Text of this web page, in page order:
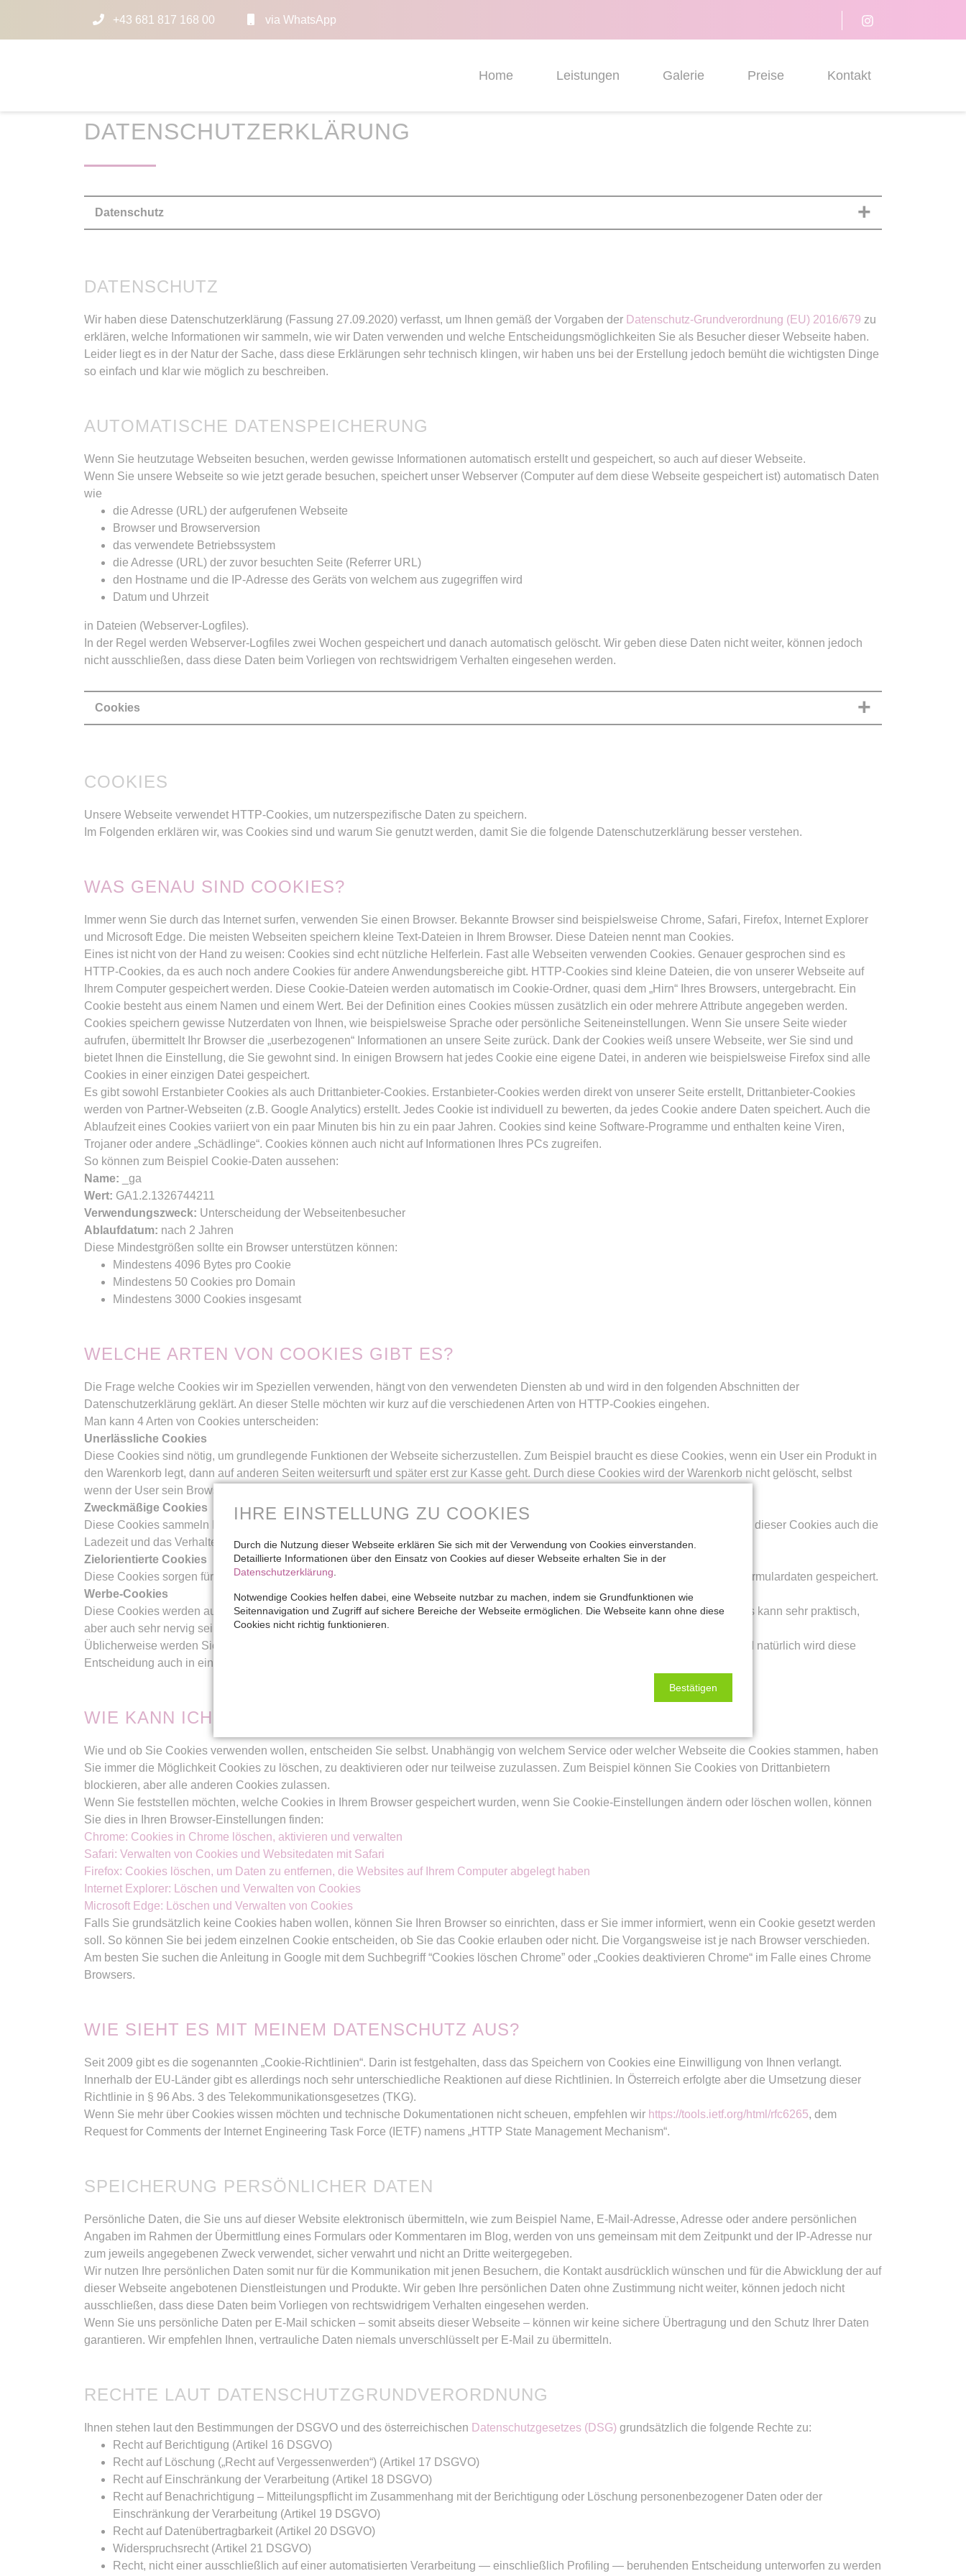
+43 681 817 168 00 via WhatsApp
Home Leistungen Galerie Preise Kontakt
DATENSCHUTZERKLÄRUNG
Datenschutz
DATENSCHUTZ
Wir haben diese Datenschutzerklärung (Fassung 27.09.2020) verfasst, um Ihnen gemäß der Vorgaben der Datenschutz-Grundverordnung (EU) 2016/679 zu
erklären, welche Informationen wir sammeln, wie wir Daten verwenden und welche Entscheidungsmöglichkeiten Sie als Besucher dieser Webseite haben.
Leider liegt es in der Natur der Sache, dass diese Erklärungen sehr technisch klingen, wir haben uns bei der Erstellung jedoch bemüht die wichtigsten Dinge
so einfach und klar wie möglich zu beschreiben.
AUTOMATISCHE DATENSPEICHERUNG
Wenn Sie heutzutage Webseiten besuchen, werden gewisse Informationen automatisch erstellt und gespeichert, so auch auf dieser Webseite.
Wenn Sie unsere Webseite so wie jetzt gerade besuchen, speichert unser Webserver (Computer auf dem diese Webseite gespeichert ist) automatisch Daten
wie
die Adresse (URL) der aufgerufenen Webseite
Browser und Browserversion
das verwendete Betriebssystem
die Adresse (URL) der zuvor besuchten Seite (Referrer URL)
den Hostname und die IP-Adresse des Geräts von welchem aus zugegriffen wird
Datum und Uhrzeit
in Dateien (Webserver-Logfiles).
In der Regel werden Webserver-Logfiles zwei Wochen gespeichert und danach automatisch gelöscht. Wir geben diese Daten nicht weiter, können jedoch
nicht ausschließen, dass diese Daten beim Vorliegen von rechtswidrigem Verhalten eingesehen werden.
Cookies
COOKIES
Unsere Webseite verwendet HTTP-Cookies, um nutzerspezifische Daten zu speichern.
Im Folgenden erklären wir, was Cookies sind und warum Sie genutzt werden, damit Sie die folgende Datenschutzerklärung besser verstehen.
WAS GENAU SIND COOKIES?
Immer wenn Sie durch das Internet surfen, verwenden Sie einen Browser. Bekannte Browser sind beispielsweise Chrome, Safari, Firefox, Internet Explorer
und Microsoft Edge. Die meisten Webseiten speichern kleine Text-Dateien in Ihrem Browser. Diese Dateien nennt man Cookies.
Eines ist nicht von der Hand zu weisen: Cookies sind echt nützliche Helferlein. Fast alle Webseiten verwenden Cookies. Genauer gesprochen sind es
HTTP-Cookies, da es auch noch andere Cookies für andere Anwendungsbereiche gibt. HTTP-Cookies sind kleine Dateien, die von unserer Webseite auf
Ihrem Computer gespeichert werden. Diese Cookie-Dateien werden automatisch im Cookie-Ordner, quasi dem „Hirn“ Ihres Browsers, untergebracht. Ein
Cookie besteht aus einem Namen und einem Wert. Bei der Definition eines Cookies müssen zusätzlich ein oder mehrere Attribute angegeben werden.
Cookies speichern gewisse Nutzerdaten von Ihnen, wie beispielsweise Sprache oder persönliche Seiteneinstellungen. Wenn Sie unsere Seite wieder
aufrufen, übermittelt Ihr Browser die „userbezogenen“ Informationen an unsere Seite zurück. Dank der Cookies weiß unsere Webseite, wer Sie sind und
bietet Ihnen die Einstellung, die Sie gewohnt sind. In einigen Browsern hat jedes Cookie eine eigene Datei, in anderen wie beispielsweise Firefox sind alle
Cookies in einer einzigen Datei gespeichert.
Es gibt sowohl Erstanbieter Cookies als auch Drittanbieter-Cookies. Erstanbieter-Cookies werden direkt von unserer Seite erstellt, Drittanbieter-Cookies
werden von Partner-Webseiten (z.B. Google Analytics) erstellt. Jedes Cookie ist individuell zu bewerten, da jedes Cookie andere Daten speichert. Auch die
Ablaufzeit eines Cookies variiert von ein paar Minuten bis hin zu ein paar Jahren. Cookies sind keine Software-Programme und enthalten keine Viren,
Trojaner oder andere „Schädlinge“. Cookies können auch nicht auf Informationen Ihres PCs zugreifen.
So können zum Beispiel Cookie-Daten aussehen:
Name: _ga
Wert: GA1.2.1326744211
Verwendungszweck: Unterscheidung der Webseitenbesucher
Ablaufdatum: nach 2 Jahren
Diese Mindestgrößen sollte ein Browser unterstützen können:
Mindestens 4096 Bytes pro Cookie
Mindestens 50 Cookies pro Domain
Mindestens 3000 Cookies insgesamt
WELCHE ARTEN VON COOKIES GIBT ES?
Die Frage welche Cookies wir im Speziellen verwenden, hängt von den verwendeten Diensten ab und wird in den folgenden Abschnitten der
Datenschutzerklärung geklärt. An dieser Stelle möchten wir kurz auf die verschiedenen Arten von HTTP-Cookies eingehen.
Man kann 4 Arten von Cookies unterscheiden:
Unerlässliche Cookies
Diese Cookies sind nötig, um grundlegende Funktionen der Webseite sicherzustellen. Zum Beispiel braucht es diese Cookies, wenn ein User ein Produkt in
den Warenkorb legt, dann auf anderen Seiten weitersurft und später erst zur Kasse geht. Durch diese Cookies wird der Warenkorb nicht gelöscht, selbst
wenn der User sein Browserfenster schließt.
Zweckmäßige Cookies
Diese Cookies sammeln Infos über das Userverhalten und ob der User etwaige Fehlermeldungen bekommt. Zudem werden mithilfe dieser Cookies auch die
Ladezeit und das Verhalten der Webseite bei verschiedenen Browsern gemessen.
Zielorientierte Cookies
Diese Cookies sorgen für eine bessere Nutzerfreundlichkeit. Beispielsweise werden eingegebene Standorte, Schriftgrößen oder Formulardaten gespeichert.
Werbe-Cookies
Diese Cookies werden auch Targeting-Cookies genannt. Sie dienen dazu dem User individuell angepasste Werbung zu liefern. Das kann sehr praktisch,
aber auch sehr nervig sein.
Üblicherweise werden Sie beim erstmaligen Besuch einer Webseite gefragt, welche dieser Cookiearten Sie zulassen möchten. Und natürlich wird diese
Entscheidung auch in einem Cookie gespeichert.
WIE KANN ICH COOKIES LÖSCHEN?
Wie und ob Sie Cookies verwenden wollen, entscheiden Sie selbst. Unabhängig von welchem Service oder welcher Webseite die Cookies stammen, haben
Sie immer die Möglichkeit Cookies zu löschen, zu deaktivieren oder nur teilweise zuzulassen. Zum Beispiel können Sie Cookies von Drittanbietern
blockieren, aber alle anderen Cookies zulassen.
Wenn Sie feststellen möchten, welche Cookies in Ihrem Browser gespeichert wurden, wenn Sie Cookie-Einstellungen ändern oder löschen wollen, können
Sie dies in Ihren Browser-Einstellungen finden:
Chrome: Cookies in Chrome löschen, aktivieren und verwalten
Safari: Verwalten von Cookies und Websitedaten mit Safari
Firefox: Cookies löschen, um Daten zu entfernen, die Websites auf Ihrem Computer abgelegt haben
Internet Explorer: Löschen und Verwalten von Cookies
Microsoft Edge: Löschen und Verwalten von Cookies
Falls Sie grundsätzlich keine Cookies haben wollen, können Sie Ihren Browser so einrichten, dass er Sie immer informiert, wenn ein Cookie gesetzt werden
soll. So können Sie bei jedem einzelnen Cookie entscheiden, ob Sie das Cookie erlauben oder nicht. Die Vorgangsweise ist je nach Browser verschieden.
Am besten Sie suchen die Anleitung in Google mit dem Suchbegriff “Cookies löschen Chrome” oder „Cookies deaktivieren Chrome“ im Falle eines Chrome
Browsers.
WIE SIEHT ES MIT MEINEM DATENSCHUTZ AUS?
Seit 2009 gibt es die sogenannten „Cookie-Richtlinien“. Darin ist festgehalten, dass das Speichern von Cookies eine Einwilligung von Ihnen verlangt.
Innerhalb der EU-Länder gibt es allerdings noch sehr unterschiedliche Reaktionen auf diese Richtlinien. In Österreich erfolgte aber die Umsetzung dieser
Richtlinie in § 96 Abs. 3 des Telekommunikationsgesetzes (TKG).
Wenn Sie mehr über Cookies wissen möchten und technische Dokumentationen nicht scheuen, empfehlen wir https://tools.ietf.org/html/rfc6265, dem
Request for Comments der Internet Engineering Task Force (IETF) namens „HTTP State Management Mechanism“.
SPEICHERUNG PERSÖNLICHER DATEN
Persönliche Daten, die Sie uns auf dieser Website elektronisch übermitteln, wie zum Beispiel Name, E-Mail-Adresse, Adresse oder andere persönlichen
Angaben im Rahmen der Übermittlung eines Formulars oder Kommentaren im Blog, werden von uns gemeinsam mit dem Zeitpunkt und der IP-Adresse nur
zum jeweils angegebenen Zweck verwendet, sicher verwahrt und nicht an Dritte weitergegeben.
Wir nutzen Ihre persönlichen Daten somit nur für die Kommunikation mit jenen Besuchern, die Kontakt ausdrücklich wünschen und für die Abwicklung der auf
dieser Webseite angebotenen Dienstleistungen und Produkte. Wir geben Ihre persönlichen Daten ohne Zustimmung nicht weiter, können jedoch nicht
ausschließen, dass diese Daten beim Vorliegen von rechtswidrigem Verhalten eingesehen werden.
Wenn Sie uns persönliche Daten per E-Mail schicken – somit abseits dieser Webseite – können wir keine sichere Übertragung und den Schutz Ihrer Daten
garantieren. Wir empfehlen Ihnen, vertrauliche Daten niemals unverschlüsselt per E-Mail zu übermitteln.
RECHTE LAUT DATENSCHUTZGRUNDVERORDNUNG
Ihnen stehen laut den Bestimmungen der DSGVO und des österreichischen Datenschutzgesetzes (DSG) grundsätzlich die folgende Rechte zu:
Recht auf Berichtigung (Artikel 16 DSGVO)
Recht auf Löschung („Recht auf Vergessenwerden“) (Artikel 17 DSGVO)
Recht auf Einschränkung der Verarbeitung (Artikel 18 DSGVO)
Recht auf Benachrichtigung – Mitteilungspflicht im Zusammenhang mit der Berichtigung oder Löschung personenbezogener Daten oder der
Einschränkung der Verarbeitung (Artikel 19 DSGVO)
Recht auf Datenübertragbarkeit (Artikel 20 DSGVO)
Widerspruchsrecht (Artikel 21 DSGVO)
Recht, nicht einer ausschließlich auf einer automatisierten Verarbeitung — einschließlich Profiling — beruhenden Entscheidung unterworfen zu werden
IHRE EINSTELLUNG ZU COOKIES
Durch die Nutzung dieser Webseite erklären Sie sich mit der Verwendung von Cookies einverstanden.
Detaillierte Informationen über den Einsatz von Cookies auf dieser Webseite erhalten Sie in der
Datenschutzerklärung
Notwendige Cookies helfen dabei, eine Webseite nutzbar zu machen, indem sie Grundfunktionen wie
Seitennavigation und Zugriff auf sichere Bereiche der Webseite ermöglichen. Die Webseite kann ohne diese
Cookies nicht richtig funktionieren.
Bestätigen